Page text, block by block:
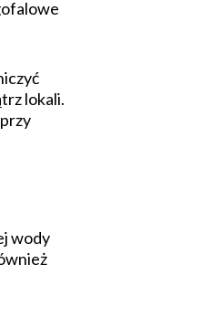
lokali.
wody